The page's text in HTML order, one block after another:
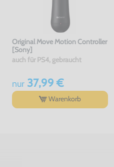
Original Move Motion Controller
[Sony]
auch für PS4, gebraucht
nur37,99 €
Warenkorb